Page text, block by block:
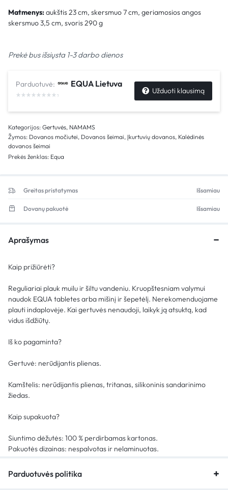
Matmenys:aukštis 23 cm, skersmuo 7 cm, geriamosios angos
skersmuo 3,5 cm, svoris 290 g
Prekė bus išsiųsta 1-3 darbo dienos
Parduotuvė: EQUA Lietuva
Užduoti klausimą
Kategorijos: Gertuvės, NAMAMS
Žymos: Dovanos močiutei, Dovanos šeimai, Įkurtuvių dovanos, Kalėdinės
dovanos šeimai
Prekės ženklas: Equa
Greitas pristatymas Išsamiau
Dovanų pakuotė Išsamiau
Aprašymas
Kaip prižiūrėti?
Reguliariai plauk muilu ir šiltu vandeniu. Kruopštesniam valymui
naudok EQUA tabletes arba mišinį ir šepetėlį. Nerekomenduojame
plauti indaplovėje. Kai gertuvės nenaudoji, laikyk ją atsuktą, kad
vidus išdžiūtų.
Iš ko pagaminta?
Gertuvė: nerūdijantis plienas.
Kamštelis: nerūdijantis plienas, tritanas, silikoninis sandarinimo
žiedas.
Kaip supakuota?
Siuntimo dėžutės: 100 % perdirbamas kartonas.
Pakuotės dizainas: nespalvotas ir nelaminuotas.
Parduotuvės politika